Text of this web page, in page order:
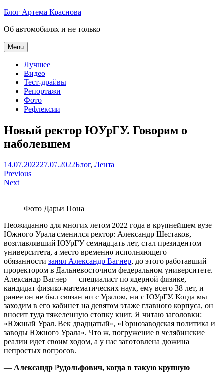
Skip
content
Блог Артема Краснова
Об автомобилях и не только
Menu
Лучшее
Видео
Тест-драйвы
Репортажи
Фото
Рефлексии
Новый ректор ЮУрГУ. Говорим о
наболевшем
Артем
Краснов
14.07.202227.07.2022Блог, Лента
Навигация
по
Previous
Next
Фото Дарьи Пона
Неожиданно для многих летом 2022 года в крупнейшем вузе
Южного Урала сменился ректор: Александр Шестаков,
возглавлявший ЮУрГУ семнадцать лет, стал президентом
университета, а место временно исполняющего
обязанности занял Александр Вагнер, до этого работавший
проректором в Дальневосточном федеральном университете.
Александр Вагнер — специалист по ядерной физике,
кандидат физико-математических наук, ему всего 38 лет, и
ранее он не был связан ни с Уралом, ни с ЮУрГУ. Когда мы
заходим в его кабинет на девятом этаже главного корпуса, он
вносит туда тяжеленную стопку книг. Я читаю заголовки:
«Южный Урал. Век двадцатый», «Горнозаводская политика и
заводы Южного Урала». Что ж, погружение в челябинские
реалии идет своим ходом, а у нас заготовлена дюжина
непростых вопросов.
— Александр Рудольфович, когда в такую крупную